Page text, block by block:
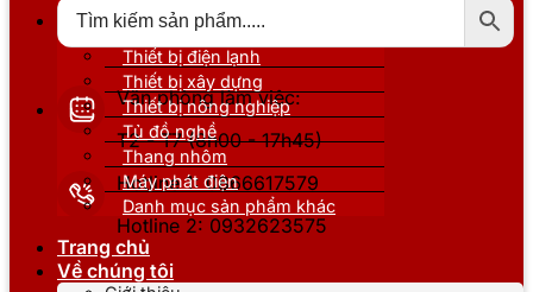
Văn phòng làm việc:
T2 - T7 (8h00 - 17h45)
Hotline 1: 0866617579
Hotline 2: 0932623575
Thiết bị nâng đỡ
Thiết bị điện lạnh
Thiết bị xây dựng
Thiết bị nông nghiệp
Tủ đồ nghề
Thang nhôm
Máy phát điện
Danh mục sản phẩm khác
Trang chủ
Về chúng tôi